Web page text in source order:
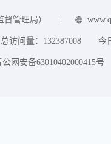
管理局）
总访问量： 132387008 今
公网安备63010402000415号